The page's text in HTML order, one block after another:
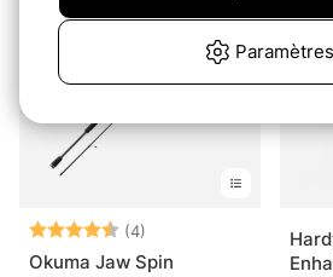
Note: (4)
Okuma Jaw Spin
Paramètres